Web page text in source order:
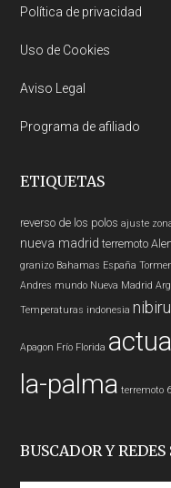
Política de privacidad
Uso de Cookies
Aviso Legal
Programa de afiliado
ETIQUETAS
reverso de los polos ajuste
nueva madrid terremoto
granizo Bahamas España
Andres mundo Nueva Madrid
Temperaturas indonesia nibiru
Apagon Frío Florida
la-palma terremoto 6
BUSCADOR Y